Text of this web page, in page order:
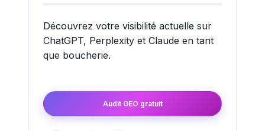
Découvrez votre visibilité actuelle sur
ChatGPT, Perplexity et Claude en tant
que boucherie.
Audit GEO gratuit